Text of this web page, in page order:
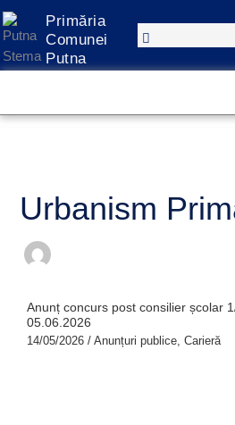
Treci
la
conținut
Primăria
Comunei
Putna
Urbanism
Anunț concurs post consilier școlar
05.06.2026
14/05/2026 / Anunțuri publice, Carieră
e
a
c